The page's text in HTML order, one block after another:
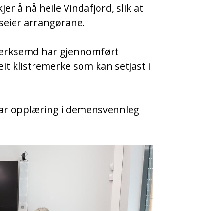
å nå heile Vindafjord, slik at
arrangørane.
har gjennomført
klistremerke som kan setjast i
opplæring i demensvennleg